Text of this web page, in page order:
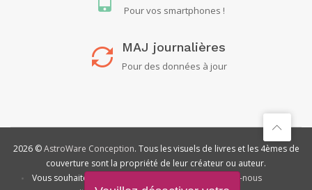
Pour vos smartphones !
MAJ journalières
Pour des données à jour
2026 ©AstroWare Conception. Tous les visuels de livres et les 4èmes de
couverture sont la propriété de leur créateur ou auteur.
• Vous souhaitez Contactez-nous